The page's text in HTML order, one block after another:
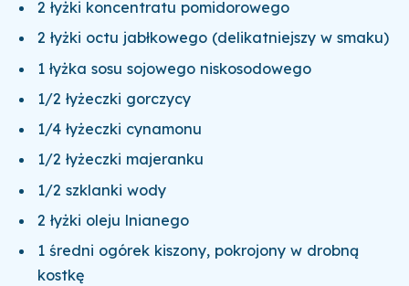
2 łyżki koncentratu pomidorowego
2 łyżki octu jabłkowego (delikatniejszy w smaku)
1 łyżka sosu sojowego niskosodowego
1/2 łyżeczki gorczycy
1/4 łyżeczki cynamonu
1/2 łyżeczki majeranku
1/2 szklanki wody
2 łyżki oleju lnianego
1 średni ogórek kiszony, pokrojony w drobną
kostkę